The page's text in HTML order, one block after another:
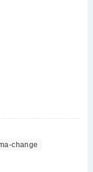
change